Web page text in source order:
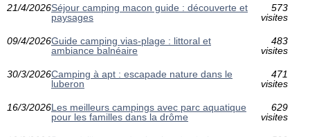
21/4/2026Séjour camping macon guide : découverte et
paysages
573
visites
09/4/2026Guide camping vias-plage : littoral et
ambiance balnéaire
483
visites
30/3/2026Camping à apt : escapade nature dans le
luberon
471
visites
16/3/2026Les meilleurs campings avec parc aquatique
pour les familles dans la drôme
629
visites